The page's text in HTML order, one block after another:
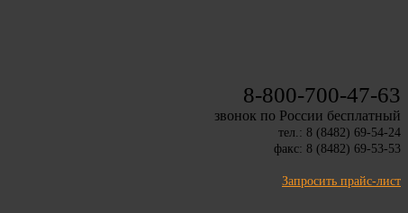
8-800-700-47-63
звонок по России бесплатный
тел.: 8 (8482) 69-54-24
факс: 8 (8482) 69-53-53
Запросить прайс-лист